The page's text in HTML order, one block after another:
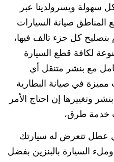
سهولة ويسرولدينا عبر
صيانة السيارات
بتصليح كل جزء تالف فيها،
لكافة قطع السيارة
مع بنشر متنقل أي
في صيانة البطارية
وتغييرها إن احتاج الأمر
خدمة طرق،
عطل تتعرض له سيارتك
السيارة بالبنزين بفضل